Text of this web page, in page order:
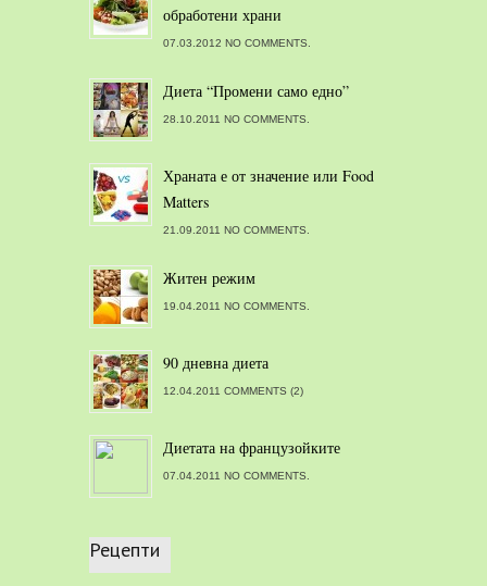
обработени храни
07.03.2012 NO COMMENTS.
Диета “Промени само едно”
28.10.2011 NO COMMENTS.
Храната е от значение или Food
Matters
21.09.2011 NO COMMENTS.
Житен режим
19.04.2011 NO COMMENTS.
90 дневна диета
12.04.2011 COMMENTS (2)
Диетата на французойките
07.04.2011 NO COMMENTS.
Рецепти